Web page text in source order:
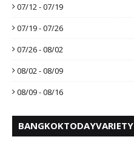
07/12 - 07/19
07/19 - 07/26
07/26 - 08/02
08/02 - 08/09
08/09 - 08/16
BANGKOKTODAYVARIETY